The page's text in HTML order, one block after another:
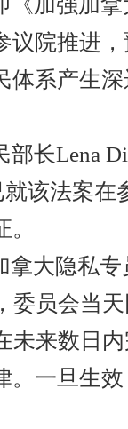
议院推进
体系产生
部长Lena
就该法案
拿大隐私专
委员会当
未来数日
。一旦生